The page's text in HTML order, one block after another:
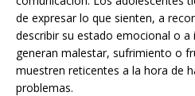
de expresar lo que sienten, a
describir su estado emocional o a
generan malestar, sufrimiento o
muestren reticentes a la hora de
problemas.